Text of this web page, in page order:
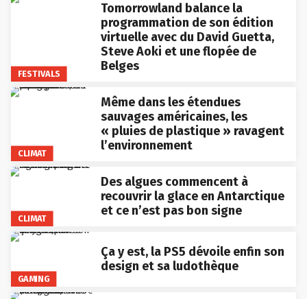
FESTIVALS
Tomorrowland balance la
programmation de son édition
virtuelle avec du David Guetta,
Steve Aoki et une flopée de
Belges
CLIMAT
Même dans les étendues
sauvages américaines, les
« pluies de plastique » ravagent
l’environnement
CLIMAT
Des algues commencent à
recouvrir la glace en Antarctique
et ce n’est pas bon signe
GAMING
Ça y est, la PS5 dévoile enfin son
design et sa ludothèque